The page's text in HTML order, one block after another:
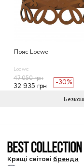
Пояс Loewe
Loewe
47 050 грн
32 935 грн
-30%
Кращі світові бренди